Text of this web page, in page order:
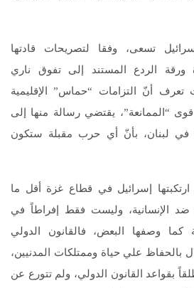
تسعى، وفقا لتصريحات قادتها
ورقة الردع المستند إلى تفوق ناري
تعرف أنّ التزامات “حماس” الإقليمية
“الممانعة”، يقتضي رسالة منها إلى
لبنان، بأنّ أي حرب مقبلة ستكون
إسرائيل في قطاع غزة أقل ما
الإنسانية‏،‏ وليست فقط إفراطاً في
كما وصفها البعض‏،‏ فالقانون الدولي
بالحفاظ علي حياة وممتلكات المدنيين‏،‏
بقواعد القانون الدولي،‏ ولم تتورع عن